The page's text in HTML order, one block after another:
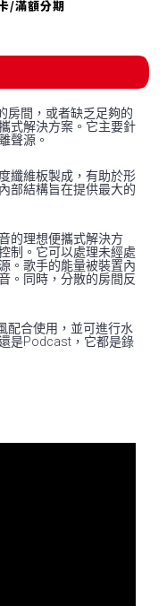
房間，或者缺乏足夠的
式解決方案。它主要針
聲源。
纖維板製成，有助於形
部結構旨在提供最大的
的理想便攜式解決方
制。它可以處理未經處
。歌手的能量被裝置內
。同時，分散的房間反
配合使用，並可進行水
是Podcast，它都是錄